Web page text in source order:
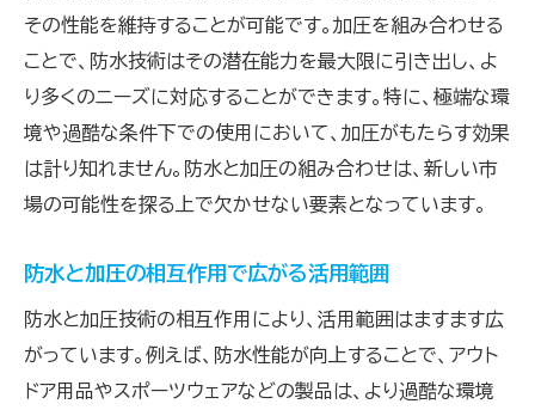
その性能を維持することが可能です。加圧を組み合わせる
ことで、防水技術はその潜在能力を最大限に引き出し、よ
り多くのニーズに対応することができます。特に、極端な環
境や過酷な条件下での使用において、加圧がもたらす効果
は計り知れません。防水と加圧の組み合わせは、新しい市
場の可能性を探る上で欠かせない要素となっています。
防水と加圧の相互作用で広がる活用範囲
防水と加圧技術の相互作用により、活用範囲はますます広
がっています。例えば、防水性能が向上することで、アウト
ドア用品やスポーツウェアなどの製品は、より過酷な環境